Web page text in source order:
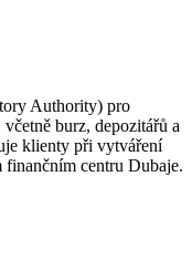
Authority) pro
burz, depozitářů a
klienty při vytváření
centru Dubaje.